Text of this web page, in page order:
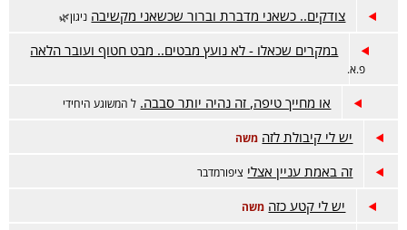
צודקים.. כשאני מדברת וברור שכשאני מקשיבה ניגון🌿
במקרים שכאלו - לא נועץ מבטים.. מבט חטוף ועובר הלאה
פ.א.
או מחייך טיפה, זה נהיה יותר סבבה. ל המשוגע היחידי
יש לי קיבולת לזה משה
זה באמת עניין אצלי ציפורמדבר
יש לי קטע כזה משה